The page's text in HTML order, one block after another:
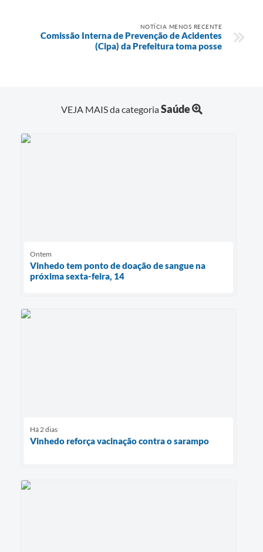
NOTÍCIA MENOS RECENTE
Comissão Interna de Prevenção de Acidentes
(Cipa) da Prefeitura toma posse
VEJA MAIS da categoriaSaúde
Ontem
Vinhedo tem ponto de doação de sangue na
próxima sexta-feira, 14
Há 2 dias
Vinhedo reforça vacinação contra o sarampo